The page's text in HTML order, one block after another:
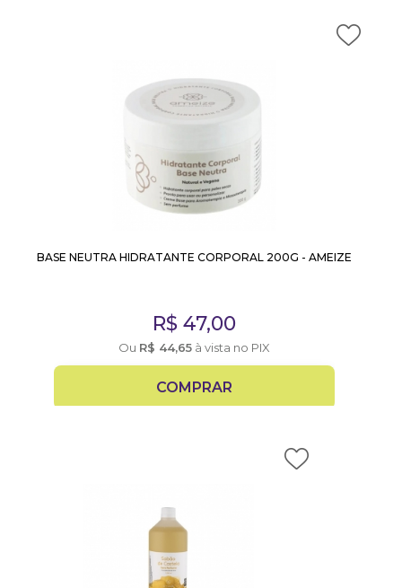
BASE NEUTRA HIDRATANTE CORPORAL 200G - AMEIZE
R$ 47,00
Ou R$ 44,65 à vista no PIX
COMPRAR